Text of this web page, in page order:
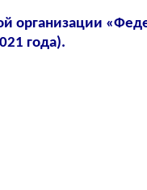
организации
года).